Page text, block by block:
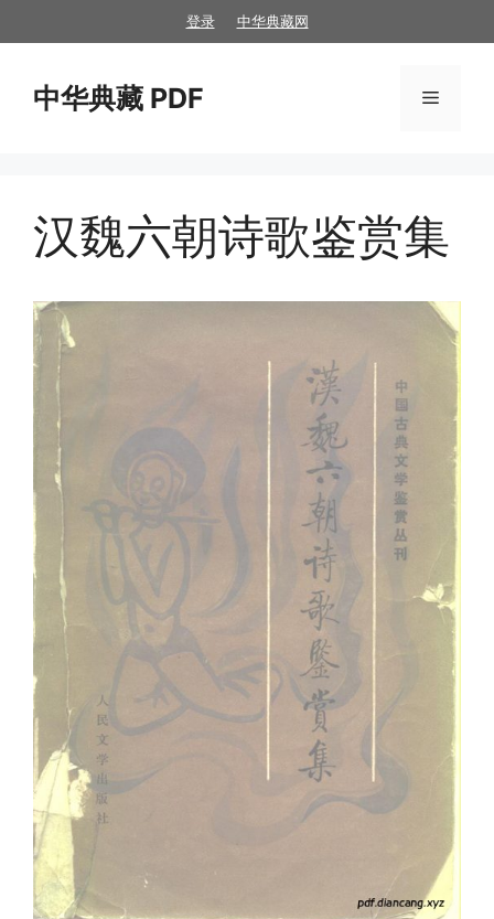
至
登录 中华典藏网
中华典藏 PDF 菜
汉魏六朝诗歌鉴赏集